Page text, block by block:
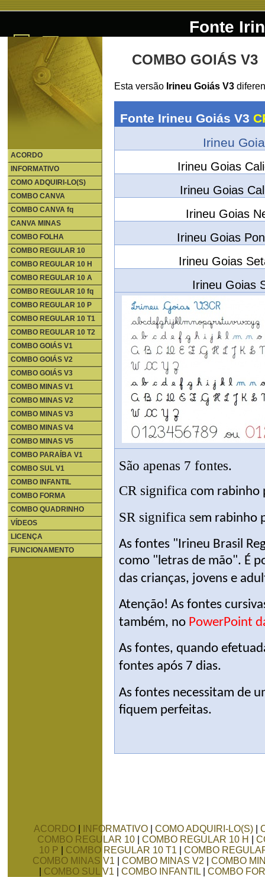
Fonte
ACORDO
INFORMATIVO
COMO ADQUIRI-LO(S)
COMBO CANVA
COMBO CANVA fq
CANVA MINAS
COMBO FOLHA
COMBO REGULAR 10
COMBO REGULAR 10 H
COMBO REGULAR 10 A
COMBO REGULAR 10 fq
COMBO REGULAR 10 P
COMBO REGULAR 10 T1
COMBO REGULAR 10 T2
COMBO GOIÁS V1
COMBO GOIÁS V2
COMBO GOIÁS V3
COMBO MINAS V1
COMBO MINAS V2
COMBO MINAS V3
COMBO MINAS V4
COMBO MINAS V5
COMBO PARAÍBA V1
COMBO SUL V1
COMBO INFANTIL
COMBO FORMA
COMBO QUADRINHO
VÍDEOS
LICENÇA
FUNCIONAMENTO
COMBO GOIÁS V3
Esta versão Irineu Goiás V3
Fonte Irineu Goiás V3
Irineu
Irineu Goias
Irineu Goias
Irineu Goias
Irineu Goias
Irineu Goias
Irineu Goias
São apenas 7 fontes.
CR significa com rabinho
SR significa sem rabinho
As fontes "Irineu Brasil
como "letras de mão". É
das crianças, jovens e
Atenção! As fontes
também, no PowerPoint
As fontes, quando
fontes após 7 dias.
As fontes necessitam de
fiquem perfeitas.
ACORDO| INFORMATIVO| COMO ADQUIRI-LO(S)|
COMBO REGULAR 10| COMBO REGULAR 10 H
10 P
COMBO REGULAR 10 T1
COMBO
COMBO MINAS V1
COMBO MINAS V2
COMBO
COMBO SUL V1 COMBO INFANTIL| COMBO